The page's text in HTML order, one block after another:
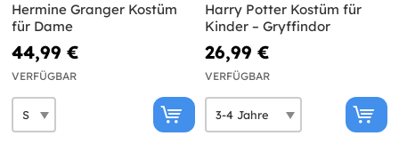
Hermine Granger Kostüm
für Dame
44,99 €
VERFÜGBAR
Harry Potter Kostüm für
Kinder – Gryffindor
26,99 €
VERFÜGBAR